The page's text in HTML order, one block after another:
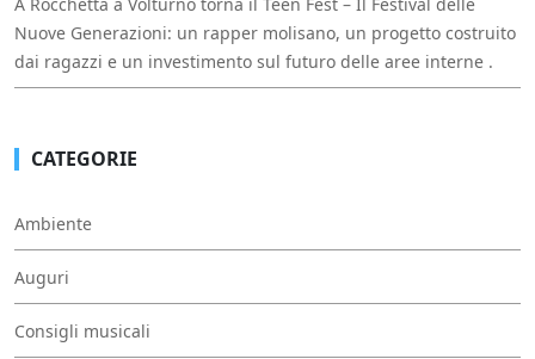
Nuove Generazioni: un rapper molisano, un progetto costruito
dai ragazzi e un investimento sul futuro delle aree interne .
CATEGORIE
Ambiente
Auguri
Consigli musicali